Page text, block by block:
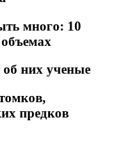
много: 10
них ученые
предков